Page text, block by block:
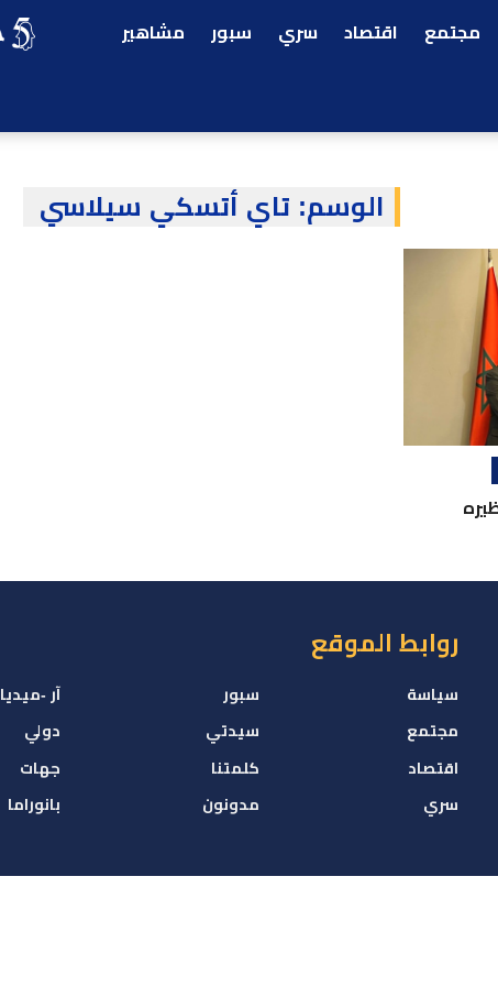
مجتمع اقتصاد سري سبور مشاهير
الوسم: تاي أتسكي سيلاسي
روابط الموقع
سياسة
مجتمع
اقتصاد
سري
سبور
سيدتي
كلمتنا
مدونون
آر -ميديا
دولي
جهات
بانوراما